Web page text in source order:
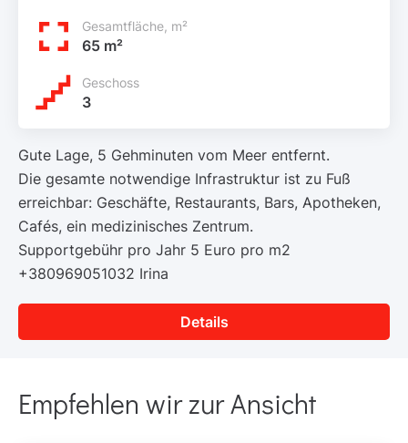
Gesamtfläche, m²
65 m²
Geschoss
3
Gute Lage, 5 Gehminuten vom Meer entfernt.
Die gesamte notwendige Infrastruktur ist zu Fuß
erreichbar: Geschäfte, Restaurants, Bars, Apotheken,
Cafés, ein medizinisches Zentrum.
Supportgebühr pro Jahr 5 Euro pro m2
+380969051032 Irina
Details
Empfehlen wir zur Ansicht